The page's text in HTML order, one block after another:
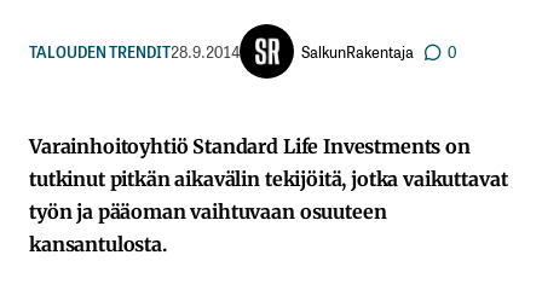
TALOUDEN TRENDIT28.9.2014 SalkunRakentaja 0
Varainhoitoyhtiö Standard Life Investments on
tutkinut pitkän aikavälin tekijöitä, jotka vaikuttavat
työn ja pääoman vaihtuvaan osuuteen
kansantulosta.